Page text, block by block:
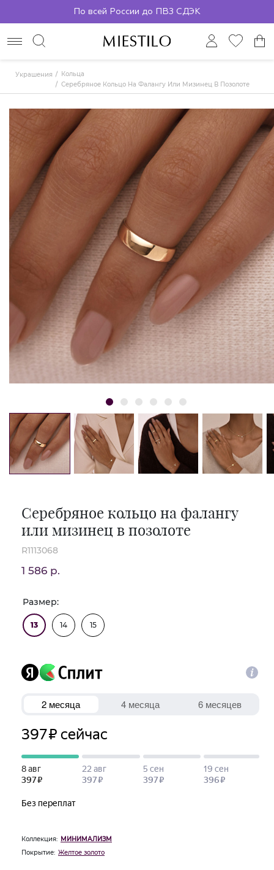
По всей России до ПВЗ СДЭК
Украшения
Кольца
Серебряное Кольцо На Фалангу Или Мизинец В Позолоте
Серебряное кольцо на фалангу
или мизинец в позолоте
R1113068
1 586 р.
Размер:
13 14 15
Коллекция: МИНИМАЛИЗМ
Покрытие: Желтое золото